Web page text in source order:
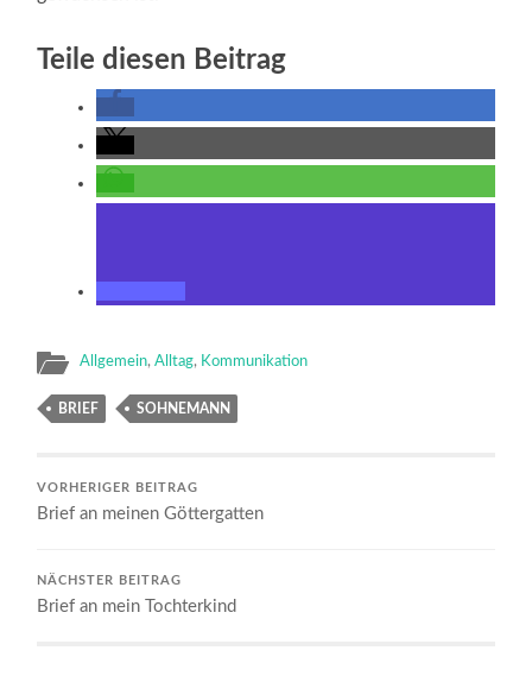
Teile diesen Beitrag
Allgemein,Alltag, Kommunikation
BRIEF SOHNEMANN
VORHERIGER BEITRAG
Brief an meinen Göttergatten
NÄCHSTER BEITRAG
Brief an mein Tochterkind